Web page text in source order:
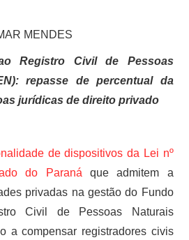
MENDES
Registro Civil de Pessoas
repasse de percentual da
jurídicas de direito privado
de dispositivos da Lei nº
do Paraná que admitem a
privadas na gestão do Fundo
Civil de Pessoas Naturais
a compensar registradores civis